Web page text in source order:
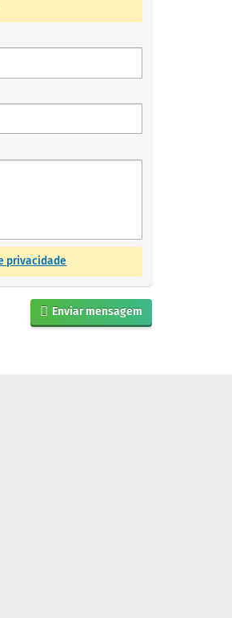
privacidade
Enviar mensagem